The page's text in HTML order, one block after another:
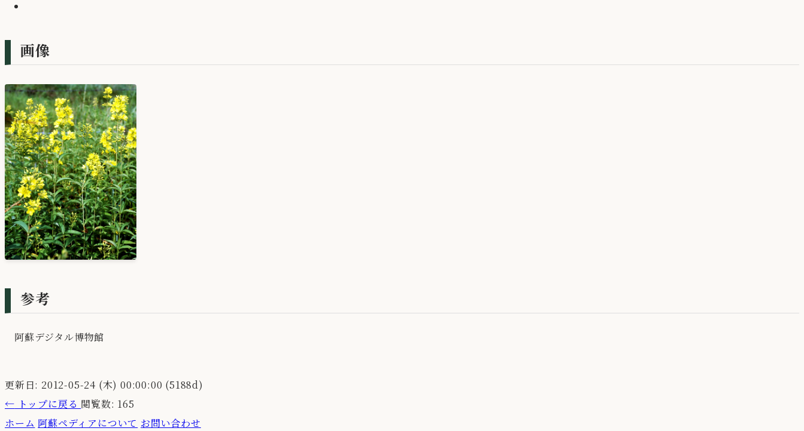
画像
参考
阿蘇デジタル博物館
更新日: 2012-05-24 (木) 00:00:00 (5188d)
← トップに戻る 閲覧数: 165
ホーム 阿蘇ペディアについて お問い合わせ